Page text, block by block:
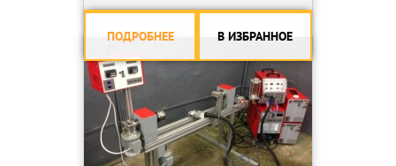
ПОДРОБНЕЕ В ИЗБРАННОЕ